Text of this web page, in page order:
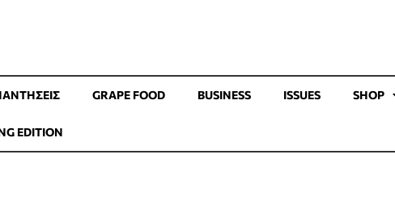
GRAPE FOOD BUSINESS ISSUES SHOP
EDITION